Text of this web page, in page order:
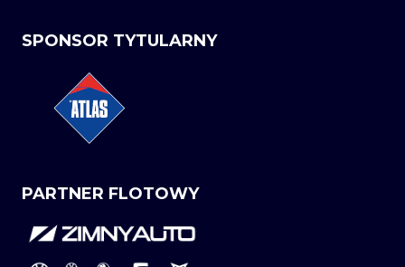
SPONSOR TYTULARNY
PARTNER FLOTOWY